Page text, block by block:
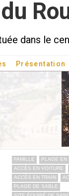
dans le
Présentation
FAMILLE PLAGE EN
ACCÈS EN VOITURE
ACCÈS EN TRAIN
PLAGE DE SABLE